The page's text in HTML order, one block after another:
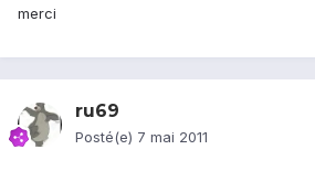
merci
ru69
Posté(e) 7 mai 2011